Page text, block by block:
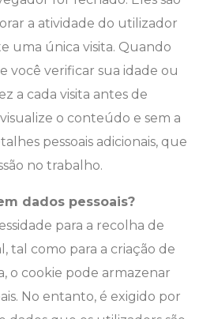
a atividade do utilizador
uma única visita. Quando
você verificar sua idade ou
a cada visita antes de
o conteúdo e sem a
pessoais adicionais, que
no trabalho.
dados pessoais?
para a recolha de
tal como para a criação de
o cookie pode armazenar
No entanto, é exigido por